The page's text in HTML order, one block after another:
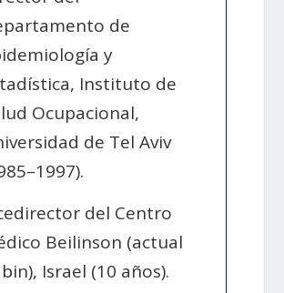
de
y
Instituto de
Ocupacional,
de Tel Aviv
del Centro
Beilinson (actual
Israel (10 años).